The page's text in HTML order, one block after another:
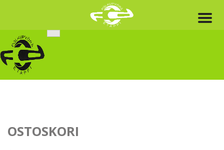
content
OSTOSKORI